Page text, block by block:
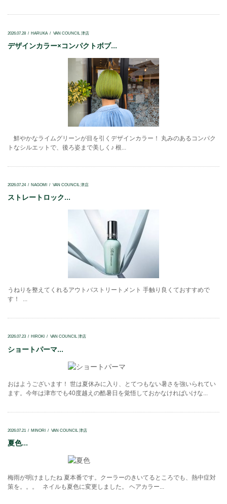
2026.07.28 HARUKA VAN COUNCIL 津店
デザインカラー×コンパクトボブ...
鮮やかなライムグリーンが目を引くデザインカラー！ 丸みのあるコンパク
トなシルエットで、後ろ姿まで美しく♪ 根...
2026.07.24 NAGOMI VAN COUNCIL 津店
ストレートロック...
うねりを整えてくれるアウトバストリートメント 手触り良くておすすめで
す！ ...
2026.07.23 HIROKI VAN COUNCIL 津店
ショートパーマ...
おはようございます！ 世は夏休みに入り、とてつもない暑さを強いられてい
ます。今年は津市でも40度越えの酷暑日を覚悟しておかなければいけな...
2026.07.21 MINORI VAN COUNCIL 津店
夏色...
梅雨が明けましたね 夏本番です。クーラーのきいてるところでも、熱中症対
策を。。。 ネイルも夏色に変更しました。 ヘアカラー...